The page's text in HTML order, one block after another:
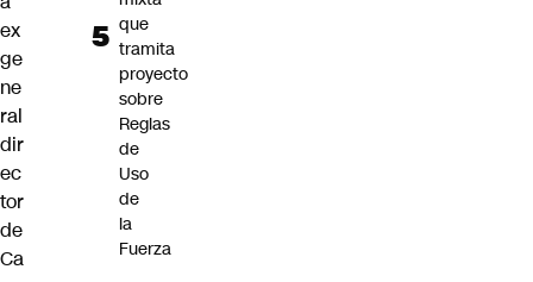
ex
ge
ne
ral
dir
ec
tor
de
Ca
que
tramita
proyecto
sobre
Reglas
de
Uso
de
la
Fuerza